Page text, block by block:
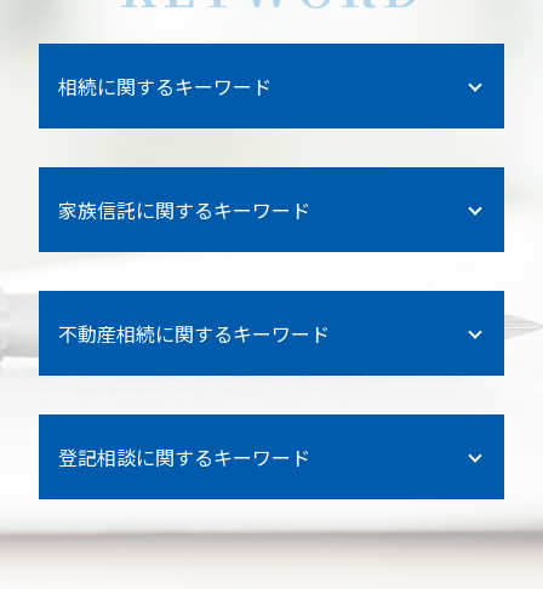
相続に関するキーワード
遺言書 一人に相続
遺言書 一人に相続 書き方
自筆証書遺言
相続 養子
相続法改正 遺留分侵害請求権
死亡 預金
家族信託に関するキーワード
金沢区 遺言書作成
逗子市 相続
登記 信託
鎌倉市 遺言書作成
不動産相続に関するキーワード
空き家 信託
抵当権 相続
家族信託 不動産
借地権 相続
登記相談に関するキーワード
金沢区 法人登記